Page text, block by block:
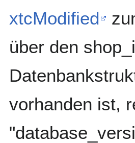
xtcModified
über den
vorhanden ist,